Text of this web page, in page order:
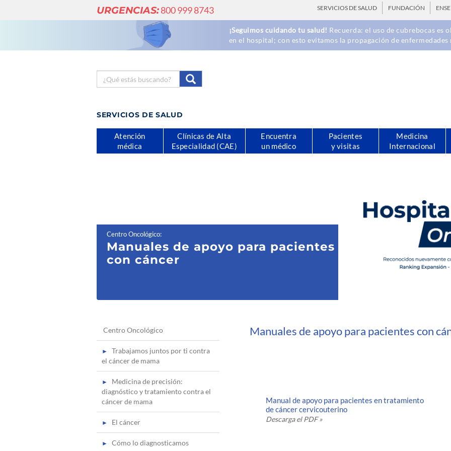
URGENCIAS:800 999 8743 SERVICIOS DE SALUD FUNDACIÓN
¡Seguimos cuidando tu salud! Recuerda: el uso de cubrebocas
en el hospital; con esto evitamos la propagación de
SERVICIOS DE SALUD
Atención
médica
Clínicas de Alta
Especialidad (CAE)
Encuentra
un médico
Pacientes
y visitas
Medicina
Internacional
Centro Oncológico:
Manuales de apoyo para pacientes
con cáncer
Manuales de apoyo para pacientes con
Manual de apoyo para pacientes en tratamiento
de cáncer cervicouterino
Descarga el PDF »
Centro Oncológico
Trabajamos juntos por ti contra
el cáncer de mama
Medicina de precisión:
diagnóstico y tratamiento contra el
cáncer de mama
El cáncer
Cómo lo diagnosticamos